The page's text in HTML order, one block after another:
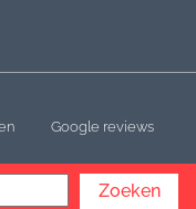
Google reviews